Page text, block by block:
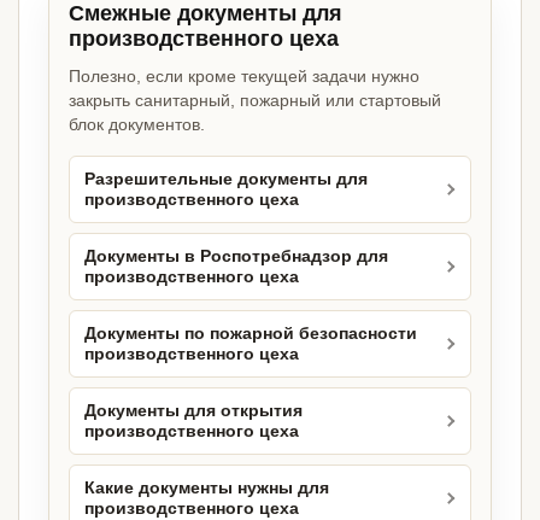
Смежные документы для
производственного цеха
Полезно, если кроме текущей задачи нужно
закрыть санитарный, пожарный или стартовый
блок документов.
Разрешительные документы для
производственного цеха
Документы в Роспотребнадзор для
производственного цеха
Документы по пожарной безопасности
производственного цеха
Документы для открытия
производственного цеха
Какие документы нужны для
производственного цеха